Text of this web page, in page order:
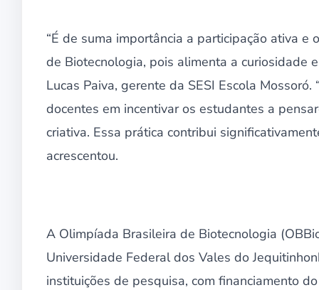
“É de suma importância a participação ativa
de Biotecnologia, pois alimenta a curiosidade
Lucas Paiva, gerente da SESI Escola
docentes em incentivar os estudantes a
criativa. Essa prática contribui
acrescentou.
A Olimpíada Brasileira de Biotecnologia
Universidade Federal dos Vales do
instituições de pesquisa, com financiamento